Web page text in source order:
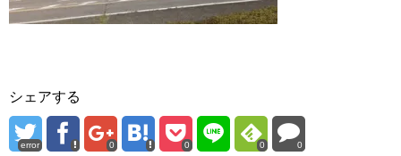
シェアする
error 0 0 0 0